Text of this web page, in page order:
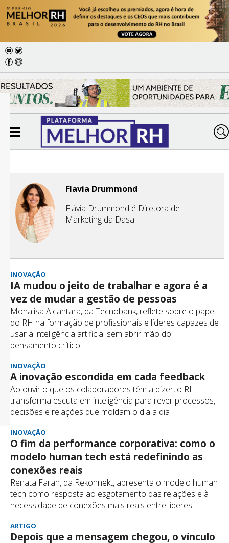
Flavia Drummond
Flávia Drummond é Diretora de
Marketing da Dasa
INOVAÇÃO
IA mudou o jeito de trabalhar e agora é a
vez de mudar a gestão de pessoas
Monalisa Alcantara, da Tecnobank, reflete sobre o papel
do RH na formação de profissionais e líderes capazes de
usar a inteligência artificial sem abrir mão do
pensamento crítico
INOVAÇÃO
A inovação escondida em cada feedback
Ao ouvir o que os colaboradores têm a dizer, o RH
transforma escuta em inteligência para rever processos,
decisões e relações que moldam o dia a dia
INOVAÇÃO
O fim da performance corporativa: como o
modelo human tech está redefinindo as
conexões reais
Renata Farah, da Rekonnekt, apresenta o modelo human
tech como resposta ao esgotamento das relações e à
necessidade de conexões mais reais entre líderes
ARTIGO
Depois que a mensagem chegou, o vínculo